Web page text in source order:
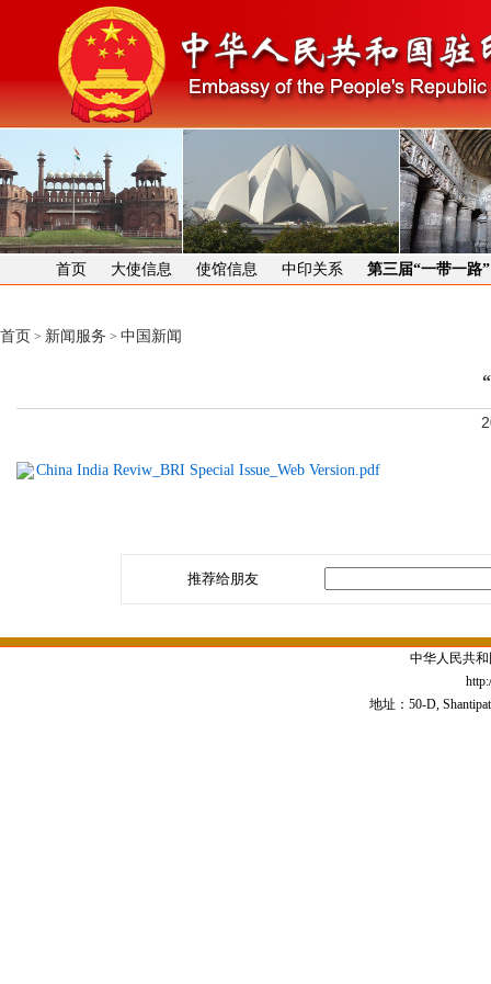
首页 大使信息 使馆信息 中印关系 第三届“一带一路
首页 > 新闻服务 > 中国新闻
China India Reviw_BRI Special Issue_Web Version.pdf
推荐给朋友
中华人民共
地址：50-D,